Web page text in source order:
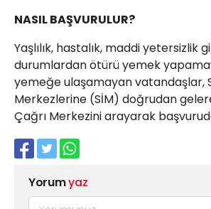
NASIL BAŞVURULUR?
Yaşlılık, hastalık, maddi yetersizlik
durumlardan ötürü yemek
yemeğe ulaşamayan vatandaşlar,
Merkezlerine (SİM) doğrudan
Çağrı Merkezini arayarak
Yorumyaz